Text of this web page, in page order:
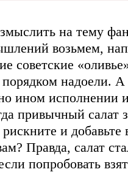
на тему
возьмем,
советские
надоели.
ином исполнении
привычный салат
и добавьте
Правда, салат
попробовать